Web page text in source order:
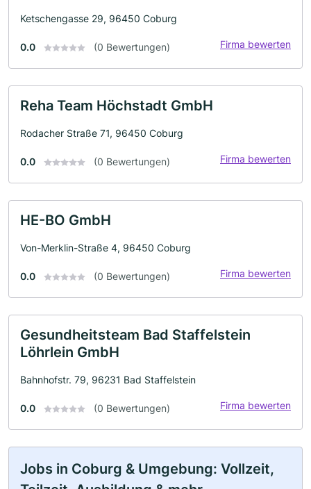
Ketschengasse 29, 96450 Coburg
0.0 (0 Bewertungen) Firma bewerten
Reha Team Höchstadt GmbH
Rodacher Straße 71, 96450 Coburg
0.0 (0 Bewertungen) Firma bewerten
HE-BO GmbH
Von-Merklin-Straße 4, 96450 Coburg
0.0 (0 Bewertungen) Firma bewerten
Gesundheitsteam Bad Staffelstein
Löhrlein GmbH
Bahnhofstr. 79, 96231 Bad Staffelstein
0.0 (0 Bewertungen) Firma bewerten
Jobs in Coburg & Umgebung: Vollzeit,